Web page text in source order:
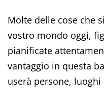
Molte delle cose che
vostro mondo oggi,
pianificate
vantaggio in questa
userà persone, luoghi